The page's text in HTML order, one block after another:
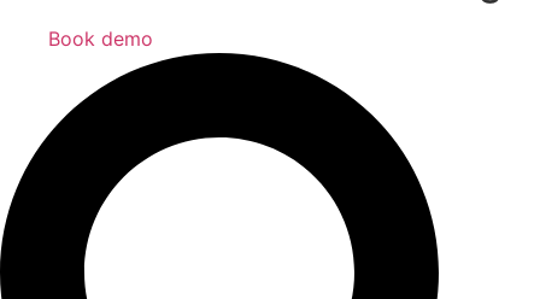
Book demo